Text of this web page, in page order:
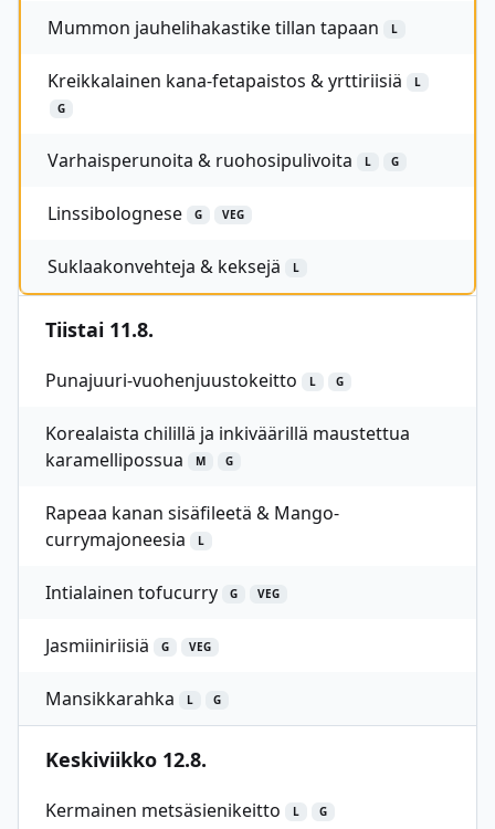
Mummon jauhelihakastike tillan tapaan L
Kreikkalainen kana-fetapaistos & yrttiriisiä
L
G
Varhaisperunoita & ruohosipulivoita L G
Linssibolognese G VEG
Suklaakonvehteja & keksejä L
Tiistai 11.8.
Punajuuri-vuohenjuustokeitto L G
Korealaista chilillä ja inkiväärillä maustettua
karamellipossua
M G
Rapeaa kanan sisäfileetä & Mango-
currymajoneesia
L
Intialainen tofucurry G VEG
Jasmiiniriisiä G VEG
Mansikkarahka L G
Keskiviikko 12.8.
Kermainen metsäsienikeitto L G